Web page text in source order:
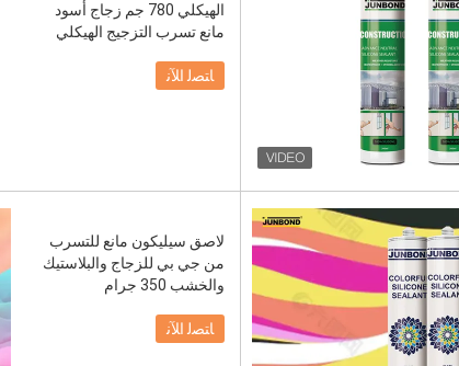
الهيكلي 780 جم زجاج أسود
مانع تسرب التزجيج الهيكلي
ﺎﺘﺼﻟ ﺍﻶﻧ
لاصق سيليكون مانع للتسرب
من جي بي للزجاج والبلاستيك
والخشب 350 جرام
ﺎﺘﺼﻟ ﺍﻶﻧ